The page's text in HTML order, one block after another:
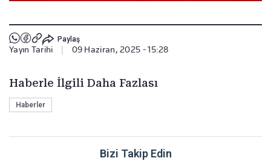
Paylaş
Yayın Tarihi 09 Haziran, 2025 - 15:28
Haberle İlgili Daha Fazlası
Haberler
Bizi Takip Edin